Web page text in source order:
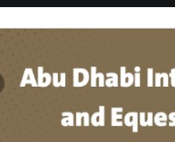
Candangolândia
Guará
Paranoá